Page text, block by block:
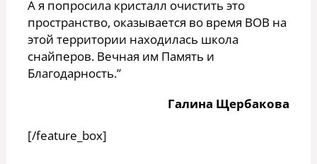
А я попросила кристалл очистить это
пространство, оказывается во время ВОВ на
этой территории находилась школа
снайперов. Вечная им Память и
Благодарность.”
Галина Щербакова
[/feature_box]